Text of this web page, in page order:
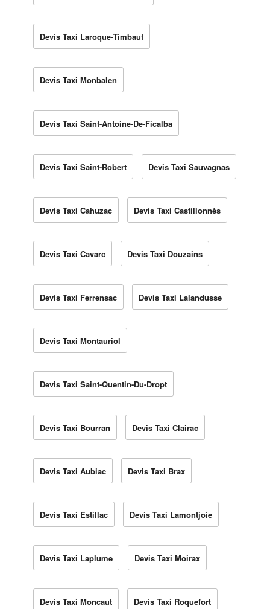
Devis Taxi Laroque-Timbaut
Devis Taxi Monbalen
Devis Taxi Saint-Antoine-De-Ficalba
Devis Taxi Saint-Robert Devis Taxi Sauvagnas
Devis Taxi Cahuzac Devis Taxi Castillonnès
Devis Taxi Cavarc Devis Taxi Douzains
Devis Taxi Ferrensac Devis Taxi Lalandusse
Devis Taxi Montauriol
Devis Taxi Saint-Quentin-Du-Dropt
Devis Taxi Bourran Devis Taxi Clairac
Devis Taxi Aubiac Devis Taxi Brax
Devis Taxi Estillac Devis Taxi Lamontjoie
Devis Taxi Laplume Devis Taxi Moirax
Devis Taxi Moncaut Devis Taxi Roquefort